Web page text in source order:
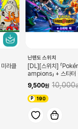
라클
닌텐도 스위치
[DL][스위치] 「
ampions」 + 스타터
9,500
10,000
190